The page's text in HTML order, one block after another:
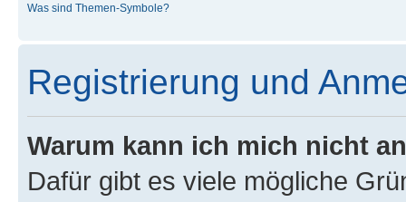
Was sind Themen-Symbole?
Registrierung und
Warum kann ich mich nicht
Dafür gibt es viele mögliche